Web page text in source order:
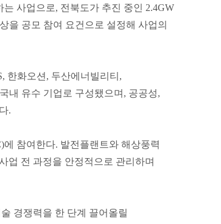
사업으로, 전북도가 추진 중인 2.4GW
을 공모 참여 요건으로 설정해 사업의
한화오션, 두산에너빌리티,
내 유수 기업로 구성됐으며, 공공성,
.
에 참여한다. 발전플랜트와 해상풍력
업 전 과정을 안정적으로 관리하며
경쟁력을 한 단계 끌어올릴